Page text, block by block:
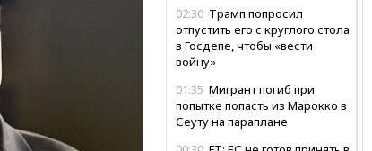
02:30 Трамп попросил
отпустить его с круглого стола
в Госдепе, чтобы «вести
войну»
01:35 Мигрант погиб при
попытке попасть из Марокко в
Сеуту на параплане